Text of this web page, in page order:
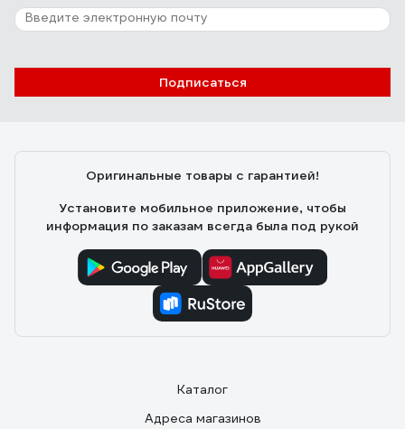
Подписаться
Оригинальные товары с гарантией!
Установите мобильное приложение, чтобы
информация по заказам всегда была под рукой
Каталог
Адреса магазинов